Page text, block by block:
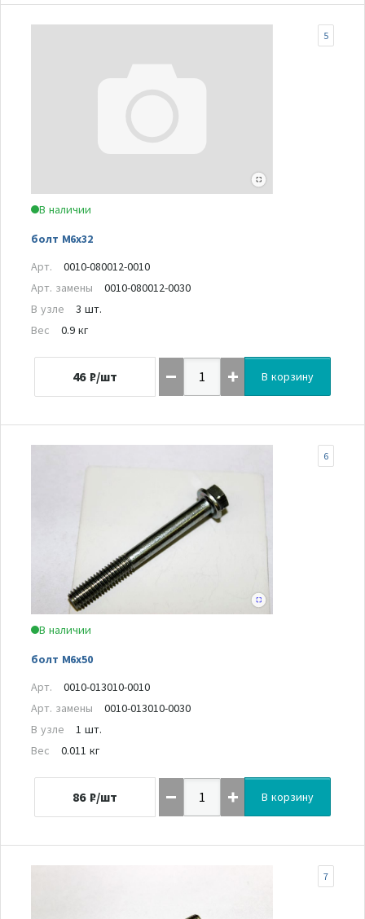
В наличии
болт М6х32
5
Арт.
0010-080012-0010
Арт. замены
0010-080012-0030
В узле
3 шт.
Вес
0.9 кг
46 ₽/шт В корзину
В наличии
болт M6x50
6
Арт.
0010-013010-0010
Арт. замены
0010-013010-0030
В узле
1 шт.
Вес
0.011 кг
86 ₽/шт В корзину
7